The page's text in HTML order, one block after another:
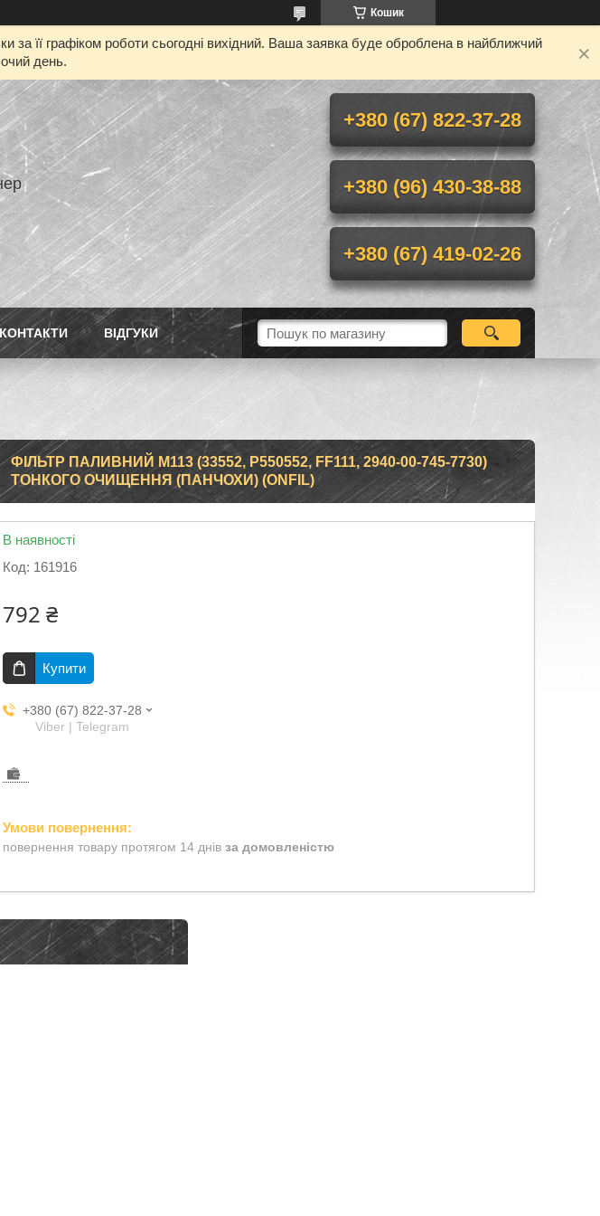
Кошик
її графіком роботи сьогодні вихідний. Ваша заявка буде оброблена в найближчий
день.
+380 (67) 822-37-28
+380 (96) 430-38-88
+380 (67) 419-02-26
КОНТАКТИ ВІДГУКИ
ФІЛЬТР ПАЛИВНИЙ M113 (33552, P550552, FF111, 2940-00-745-7730)
ТОНКОГО ОЧИЩЕННЯ (ПАНЧОХИ) (ONFIL)
В наявності
Код: 161916
792 ₴
Купити
+380 (67) 822-37-28
Viber | Telegram
повернення товару протягом 14 днів за домовленістю